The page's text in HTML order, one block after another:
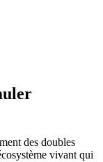
des doubles
vivant qui